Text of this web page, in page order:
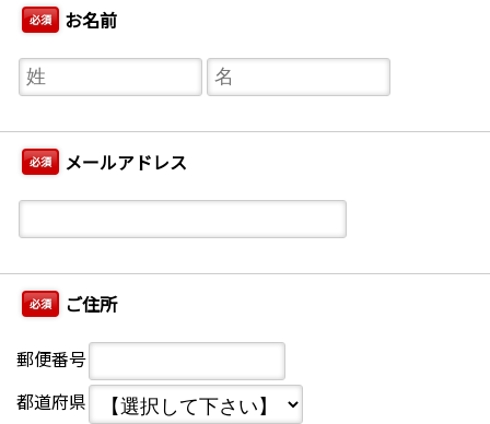
必須 お名前
必須 メールアドレス
必須 ご住所
郵便番号
都道府県